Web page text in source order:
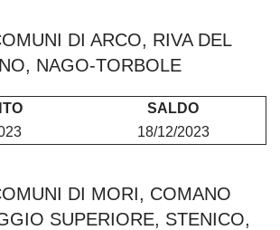
DI ARCO, RIVA DEL
NAGO-TORBOLE
SALDO
18/12/2023
DI MORI, COMANO
SUPERIORE, STENICO,